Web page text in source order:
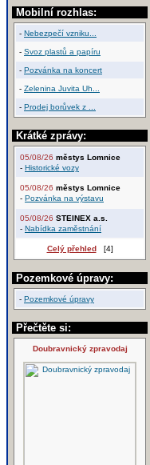
Mobilní rozhlas:
- Nebezpečí vzniku...
- Svoz plastů a papíru
- Pozvánka na koncert
- Zelenina Juvita Uh...
- Prodej borůvek z ...
Krátké zprávy:
05/08/26 městys Lomnice
- Historické vozy
05/08/26 městys Lomnice
- Pozvánka na výstavu
05/08/26 STEINEX a.s.
- Nabídka zaměstnání
Celý přehled[4]
Pozemkové úpravy:
- Pozemkové úpravy
Přečtěte si:
Doubravnický zpravodaj